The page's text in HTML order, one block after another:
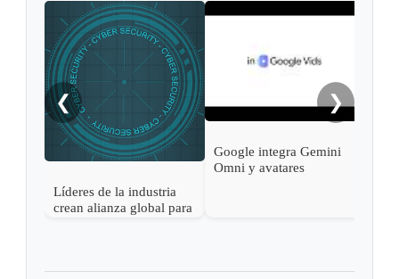
❮
Líderes de la industria
crean alianza global para
Google integra Gemini
Omni y avatares
❯